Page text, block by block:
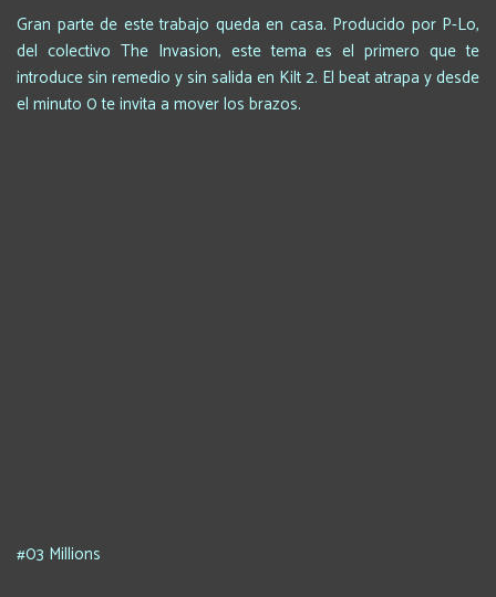
Gran parte de este trabajo queda en casa. Producido por P-Lo,
del colectivo The Invasion, este tema es el primero que te
introduce sin remedio y sin salida en Kilt 2. El beat atrapa y desde
el minuto 0 te invita a mover los brazos.
#03 Millions